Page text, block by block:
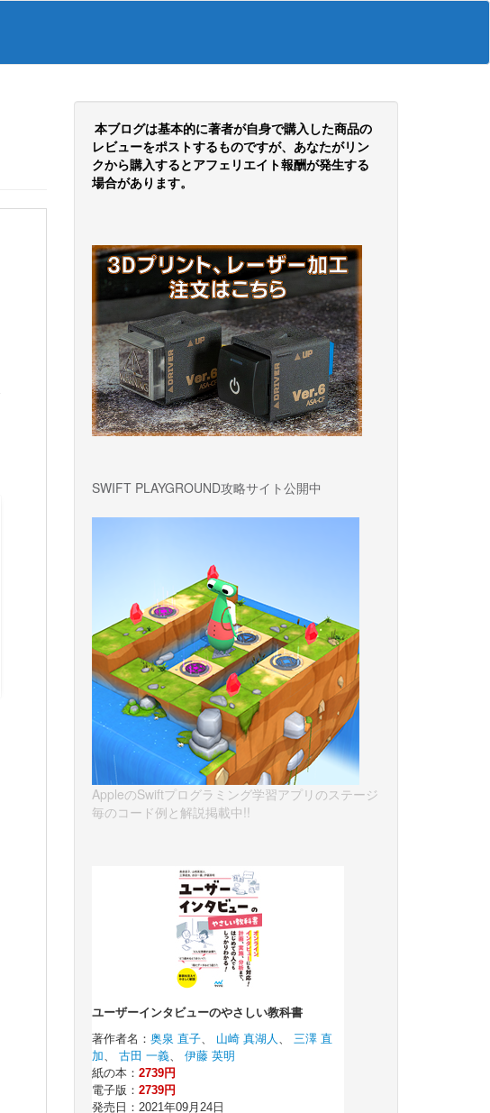
本ブログは基本的に著者が自身で購入した商品の
レビューをポストするものですが、あなたがリン
クから購入するとアフェリエイト報酬が発生する
場合があります。
SWIFT PLAYGROUND攻略サイト公開中
AppleのSwiftプログラミング学習アプリのステージ
毎のコード例と解説掲載中!!